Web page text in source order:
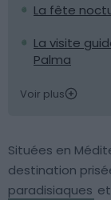
La fête
La visite
Palma
Voir plus
Situées en
destination
paradisiaques